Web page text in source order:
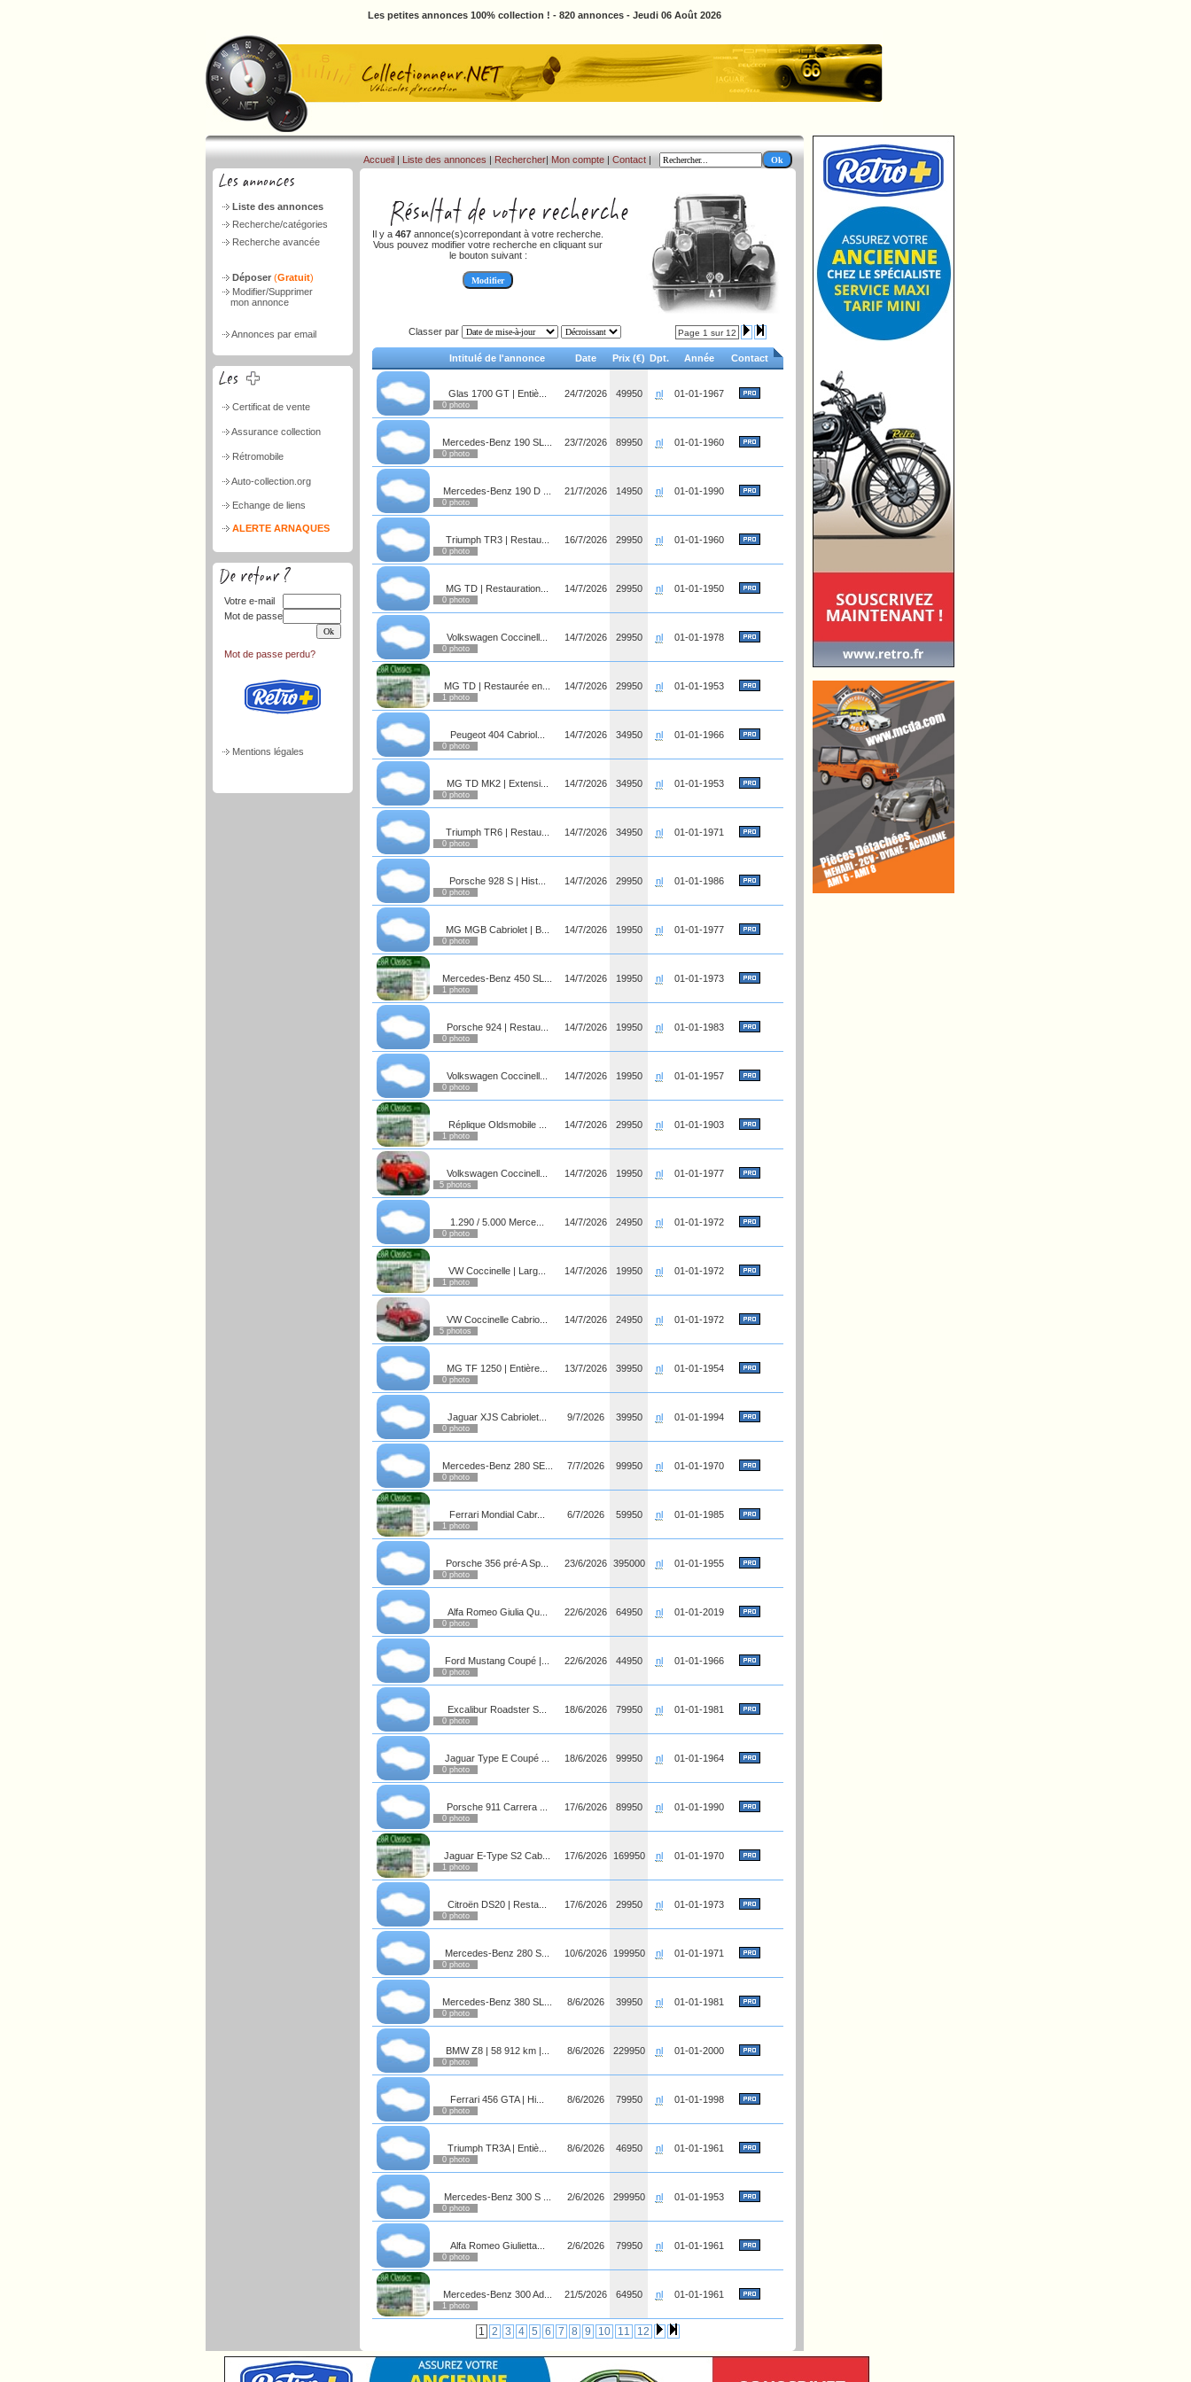
Les petites annonces 100% collection ! - 820 annonces - Jeudi 06 Août 2026
Liste des annonces
Recherche/catégories
Recherche avancée
Déposer (Gratuit)
Modifier/Supprimer
mon annonce
Annonces par email
Certificat de vente
Assurance collection
Rétromobile
Auto-collection.org
Echange de liens
ALERTE ARNAQUES
Votre e-mail
Mot de passe
Mot de passe perdu?
Mentions légales
Accueil | Liste des annonces | Rechercher| Mon compte | Contact |
Il y a 467 annonce(s)correpondant à votre recherche.
Vous pouvez modifier votre recherche en cliquant sur
le bouton suivant :
Classer par Page 1 sur 12
Intitulé de l'annonce Date Prix (€) Dpt. Année Contact
Glas 1700 GT | Entiè...
0 photo
24/7/2026 49950 nl 01-01-1967
Mercedes-Benz 190 SL...
0 photo
23/7/2026 89950 nl 01-01-1960
Mercedes-Benz 190 D ...
0 photo
21/7/2026 14950 nl 01-01-1990
Triumph TR3 | Restau...
0 photo
16/7/2026 29950 nl 01-01-1960
MG TD | Restauration...
0 photo
14/7/2026 29950 nl 01-01-1950
Volkswagen Coccinell...
0 photo
14/7/2026 29950 nl 01-01-1978
MG TD | Restaurée en...
1 photo
14/7/2026 29950 nl 01-01-1953
Peugeot 404 Cabriol...
0 photo
14/7/2026 34950 nl 01-01-1966
MG TD MK2 | Extensi...
0 photo
14/7/2026 34950 nl 01-01-1953
Triumph TR6 | Restau...
0 photo
14/7/2026 34950 nl 01-01-1971
Porsche 928 S | Hist...
0 photo
14/7/2026 29950 nl 01-01-1986
MG MGB Cabriolet | B...
0 photo
14/7/2026 19950 nl 01-01-1977
Mercedes-Benz 450 SL...
1 photo
14/7/2026 19950 nl 01-01-1973
Porsche 924 | Restau...
0 photo
14/7/2026 19950 nl 01-01-1983
Volkswagen Coccinell...
0 photo
14/7/2026 19950 nl 01-01-1957
Réplique Oldsmobile ...
1 photo
14/7/2026 29950 nl 01-01-1903
Volkswagen Coccinell...
5 photos
14/7/2026 19950 nl 01-01-1977
1.290 / 5.000 Merce...
0 photo
14/7/2026 24950 nl 01-01-1972
VW Coccinelle | Larg...
1 photo
14/7/2026 19950 nl 01-01-1972
VW Coccinelle Cabrio...
5 photos
14/7/2026 24950 nl 01-01-1972
MG TF 1250 | Entière...
0 photo
13/7/2026 39950 nl 01-01-1954
Jaguar XJS Cabriolet...
0 photo
9/7/2026 39950 nl 01-01-1994
Mercedes-Benz 280 SE...
0 photo
7/7/2026 99950 nl 01-01-1970
Ferrari Mondial Cabr...
1 photo
6/7/2026 59950 nl 01-01-1985
Porsche 356 pré-A Sp...
0 photo
23/6/2026 395000 nl 01-01-1955
Alfa Romeo Giulia Qu...
0 photo
22/6/2026 64950 nl 01-01-2019
Ford Mustang Coupé |...
0 photo
22/6/2026 44950 nl 01-01-1966
Excalibur Roadster S...
0 photo
18/6/2026 79950 nl 01-01-1981
Jaguar Type E Coupé ...
0 photo
18/6/2026 99950 nl 01-01-1964
Porsche 911 Carrera ...
0 photo
17/6/2026 89950 nl 01-01-1990
Jaguar E-Type S2 Cab...
1 photo
17/6/2026 169950 nl 01-01-1970
Citroën DS20 | Resta...
0 photo
17/6/2026 29950 nl 01-01-1973
Mercedes-Benz 280 S...
0 photo
10/6/2026 199950 nl 01-01-1971
Mercedes-Benz 380 SL...
0 photo
8/6/2026 39950 nl 01-01-1981
BMW Z8 | 58 912 km |...
0 photo
8/6/2026 229950 nl 01-01-2000
Ferrari 456 GTA | Hi...
0 photo
8/6/2026 79950 nl 01-01-1998
Triumph TR3A | Entiè...
0 photo
8/6/2026 46950 nl 01-01-1961
Mercedes-Benz 300 S ...
0 photo
2/6/2026 299950 nl 01-01-1953
Alfa Romeo Giulietta...
0 photo
2/6/2026 79950 nl 01-01-1961
Mercedes-Benz 300 Ad...
1 photo
21/5/2026 64950 nl 01-01-1961
1 2 3 4 5 6 7 8 9 10 11 12